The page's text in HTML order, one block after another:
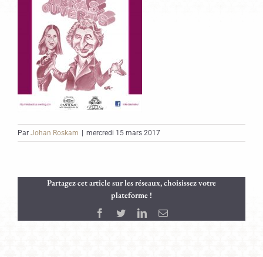
Par Johan Roskam mercredi 15 mars 2017
Partagez cet article sur les réseaux, choisissez votre
plateforme !
Facebook
TwitterLinkedInEmail